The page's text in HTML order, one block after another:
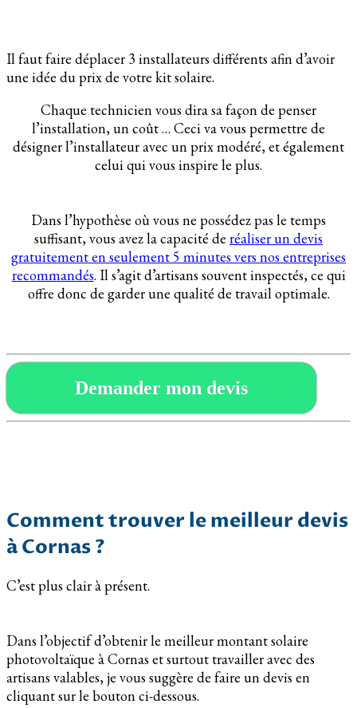
Il faut faire déplacer 3 installateurs différents afin d’avoir
une idée du prix de votre kit solaire.
Chaque technicien vous dira sa façon de penser
l’installation, un coût … Ceci va vous permettre de
désigner l’installateur avec un prix modéré, et également
celui qui vous inspire le plus.
Dans l’hypothèse où vous ne possédez pas le temps
suffisant, vous avez la capacité de réaliser un devis
gratuitement en seulement 5 minutes vers nos entreprises
recommandés. Il s’agit d’artisans souvent inspectés, ce qui
offre donc de garder une qualité de travail optimale.
Demander mon devis
Comment trouver le meilleur devis
à Cornas ?
C’est plus clair à présent.
Dans l’objectif d’obtenir le meilleur montant solaire
photovoltaïque à Cornas et surtout travailler avec des
artisans valables, je vous suggère de faire un devis en
cliquant sur le bouton ci-dessous.